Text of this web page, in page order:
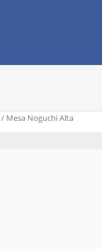
/ Mesa Noguchi Alta